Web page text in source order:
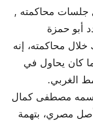
جلسات محاكمته ,
أبو حمزة
خلال محاكمته، إنه
كان يحاول في
الغربي.
مصطفى كمال
من أصل مصري، بتهمة